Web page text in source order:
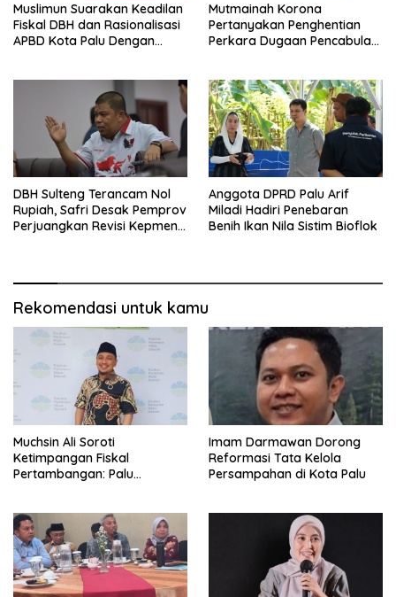
Muslimun Suarakan Keadilan
Fiskal DBH dan Rasionalisasi
APBD Kota Palu Dengan
Mutmainah Korona
Pertanyakan Penghentian
Perkara Dugaan Pencabulan
DBH Sulteng Terancam Nol
Rupiah, Safri Desak Pemprov
Perjuangkan Revisi Kepmen
Anggota DPRD Palu Arif
Miladi Hadiri Penebaran
Benih Ikan Nila Sistim Bioflok
Rekomendasi untuk kamu
Muchsin Ali Soroti
Ketimpangan Fiskal
Pertambangan: Palu
Imam Darmawan Dorong
Reformasi Tata Kelola
Persampahan di Kota Palu